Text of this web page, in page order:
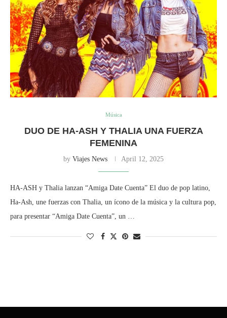
Música
DUO DE HA-ASH Y THALIA UNA FUERZA
FEMENINA
by Viajes News April 12, 2025
HA-ASH y Thalia lanzan “Amiga Date Cuenta” El duo de pop latino,
Ha-Ash, une fuerzas con Thalia, un ícono de la música y la cultura pop,
para presentar “Amiga Date Cuenta”, un …